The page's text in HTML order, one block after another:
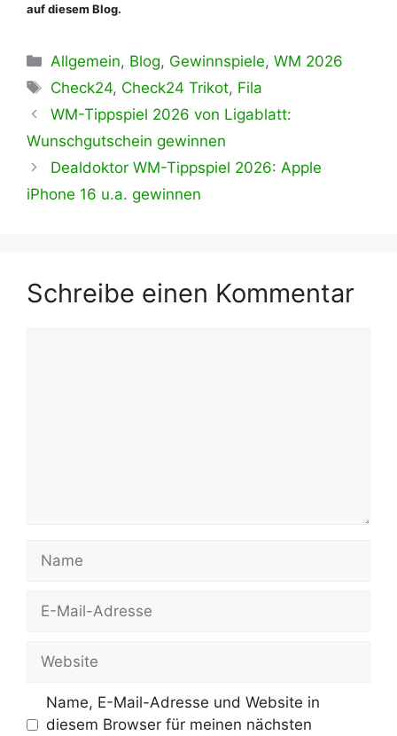
auf diesem Blog.
Kategorien
Allgemein, Blog, Gewinnspiele,WM 2026
Schlagwörter
Check24, Check24 Trikot, Fila
WM-Tippspiel 2026 von Ligablatt:
Wunschgutschein gewinnen
Dealdoktor WM-Tippspiel 2026: Apple
iPhone 16 u.a. gewinnen
Schreibe einen Kommentar
Mail-
Name, E-Mail-Adresse und Website in
diesem Browser für meinen nächsten